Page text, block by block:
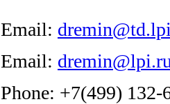
Email:
Email:
Phone: +7(499) 132-